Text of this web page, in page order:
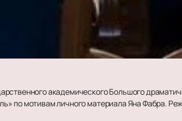
академического Большого
по мотивам личного материала Яна Фабра.